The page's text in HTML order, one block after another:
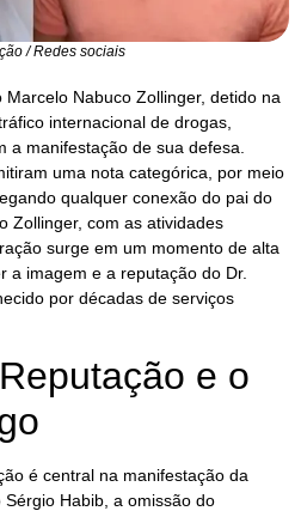
/ Redes sociais
Nabuco Zollinger, detido na
internacional de drogas,
manifestação de sua defesa.
uma nota categórica, por meio
qualquer conexão do pai do
Zollinger, com as atividades
surge em um momento de alta
a imagem e a reputação do Dr.
por décadas de serviços
e o
é central na manifestação da
Habib, a omissão do